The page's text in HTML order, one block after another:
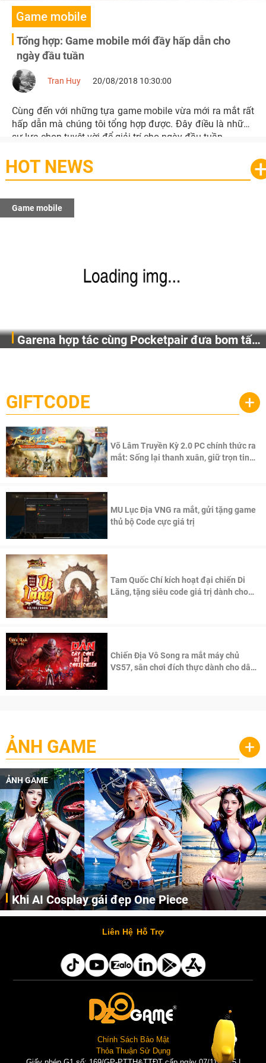
Game mobile
Tổng hợp: Game mobile mới đầy hấp dẫn cho
ngày đầu tuần
Tran Huy 20/08/2018 10:30:00
Cùng đến với những tựa game mobile vừa mới ra mắt rất
hấp dẫn mà chúng tôi tổng hợp được. Đây điều là những
sự lựa chọn tuyệt vời để giải trí cho ngày đầu tuần.
HOT NEWS
Game mobile
Garena hợp tác cùng Pocketpair đưa bom tấn
cầu, theo giấy phép chính thức từ công ty game Nhật Bản
Pocketpair, Inc.
GIFTCODE +
Võ Lâm Truyền Kỳ 2.0 PC chính thức ra
mắt: Sống lại thanh xuân, giữ trọn tinh
MU Lục Địa VNG ra mắt, gửi tặng game
thủ bộ Code cực giá trị
Tam Quốc Chí kích hoạt đại chiến Di
Lăng, tặng siêu code giá trị dành cho
Chiến Địa Vô Song ra mắt máy chủ
VS57, sân chơi đích thực dành cho dân
ẢNH GAME +
ẢNH GAME
Khi AI Cosplay gái đẹp One Piece
Những cô nàng nóng bỏng Boa Hancock, Nico Robin, Nami, Yamato hay Perona được AI vẽ lại dưới hình thức Cosplay cực kỳ chuẩn chỉnh.
Liên Hệ Hỗ Trợ
Chính Sách Bảo Mật
Thỏa Thuận Sử Dụng